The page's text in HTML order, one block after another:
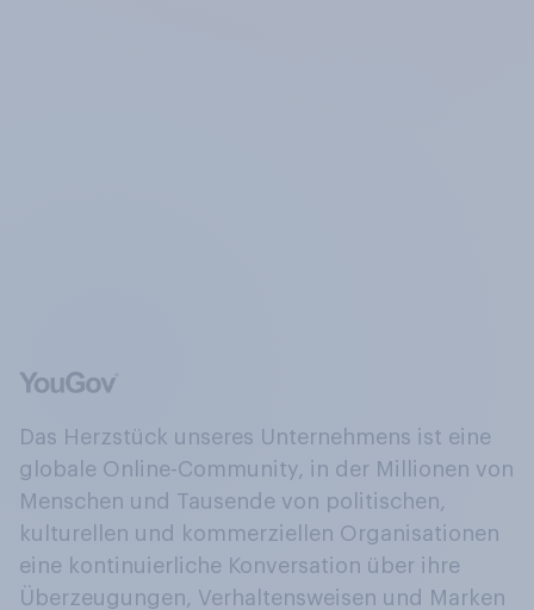
Das Herzstück unseres Unternehmens ist eine
globale Online-Community, in der Millionen von
Menschen und Tausende von politischen,
kulturellen und kommerziellen Organisationen
eine kontinuierliche Konversation über ihre
Überzeugungen, Verhaltensweisen und Marken